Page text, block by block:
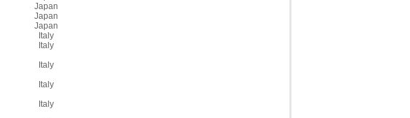
Japan
Japan
Japan
Italy
Italy
Italy
Italy
Italy